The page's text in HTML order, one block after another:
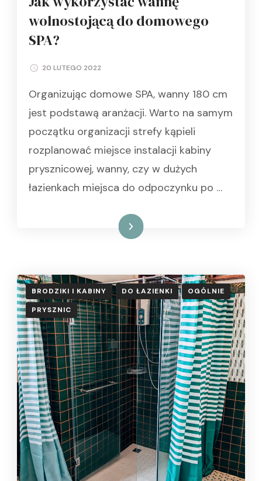
wolnostojącą do domowego
SPA?
20 LUTEGO 2022
Organizując domowe SPA, wanny 180 cm
jest podstawą aranżacji. Warto na samym
początku organizacji strefy kąpieli
rozplanować miejsce instalacji kabiny
prysznicowej, wanny, czy w dużych
łazienkach miejsca do odpoczynku po …
Czytaj dalej
BRODZIKI I KABINY DO ŁAZIENKI
OGÓLNIE
PRYSZNIC